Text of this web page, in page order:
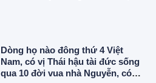
Dòng họ nào đông thứ 4 Việt
Nam, có vị Thái hậu tài đức sống
qua 10 đời vua nhà Nguyễn, có